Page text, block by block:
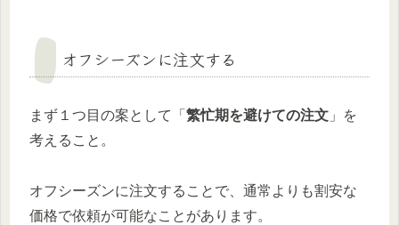
オフシーズンに注文する
まず１つ目の案として「 繁忙期を避けての注文 」を
考えること。
オフシーズンに注文することで、通常よりも割安な
価格で依頼が可能なことがあります。